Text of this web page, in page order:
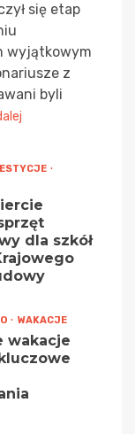
się etap
wyjątkowym
z
byli
dla szkół
WAKACJE
wakacje